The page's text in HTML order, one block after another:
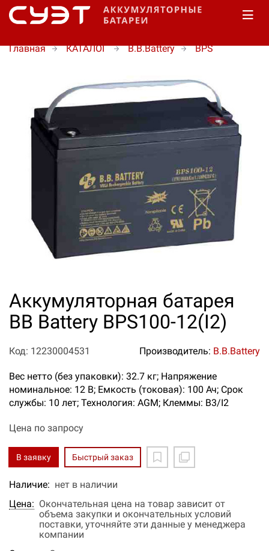
Главная КАТАЛОГ B.B.Battery BPS
Аккумуляторная батарея
BB Battery BPS100-12(I2)
Код: 12230004531 Производитель: B.B.Battery
Вес нетто (без упаковки): 32.7 кг; Напряжение
номинальное: 12 В; Емкость (токовая): 100 Ач; Срок
службы: 10 лет; Технология: AGM; Клеммы: B3/I2
Цена по запросу
В заявку Быстрый заказ
Наличие: нет в наличии
Цена: Окончательная цена на товар зависит от
объема закупки и окончательных условий
поставки, уточняйте эти данные у менеджера
компании